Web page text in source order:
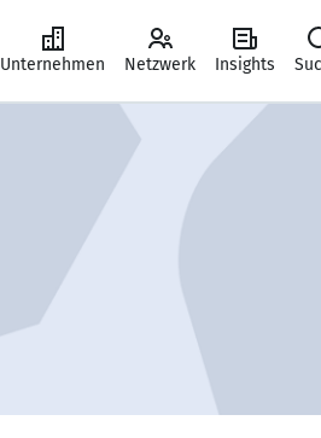
Unternehmen Netzwerk Insights